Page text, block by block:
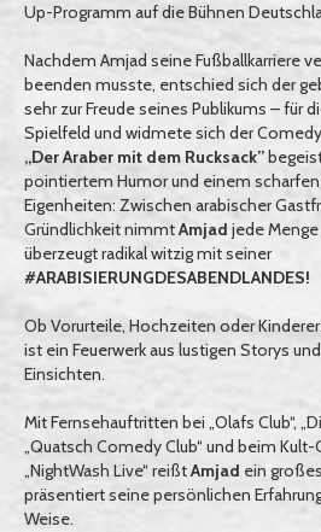
Up-Programm auf die Bühnen
Nachdem Amjad seine Fußballkarriere
beenden musste, entschied sich der
sehr zur Freude seines Publikums – für
Spielfeld und widmete sich der
„Der Araber mit dem Rucksack”
pointiertem Humor und einem scharfen
Eigenheiten: Zwischen arabischer
Gründlichkeit nimmtAmjad jede
überzeugt radikal witzig mit seiner
#ARABISIERUNGDESABENDLANDES!
Ob Vorurteile, Hochzeiten oder
ist ein Feuerwerk aus lustigen Storys
Einsichten.
Mit Fernsehauftritten bei „Olafs Club“,
„Quatsch Comedy Club“ und beim
„NightWash Live“ reißtAmjad ein
präsentiert seine persönlichen
Weise.